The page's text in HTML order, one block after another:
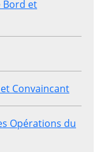
Bord et
Convaincant
Opérations du